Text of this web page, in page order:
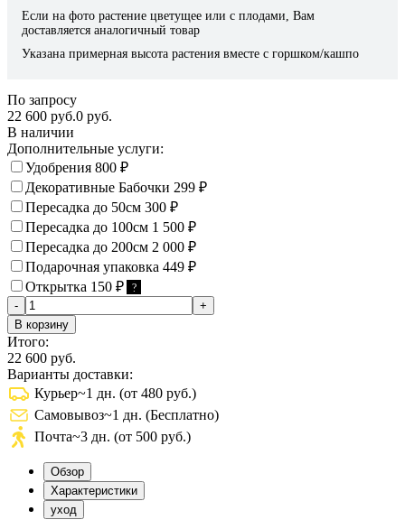
Если на фото растение цветущее или с плодами, Вам
доставляется аналогичный товар
Указана примерная высота растения вместе с горшком/кашпо
По запросу
22 600 руб.0 руб.
В наличии
Дополнительные услуги:
Удобрения 800 ₽
Декоративные Бабочки 299 ₽
Пересадка до 50см 300 ₽
Пересадка до 100см 1 500 ₽
Пересадка до 200см 2 000 ₽
Подарочная упаковка 449 ₽
Открытка 150 ₽ ?
-
+
В корзину
Итого:
22 600 руб.
Варианты доставки:
Курьер~1 дн. (от 480 руб.)
Самовывоз~1 дн. (Бесплатно)
Почта~3 дн. (от 500 руб.)
Обзор
Характеристики
уход